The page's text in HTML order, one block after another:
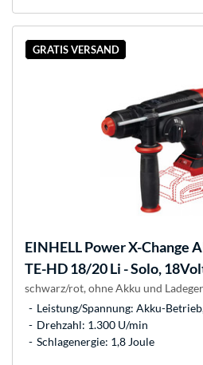
GRATIS VERSAND
EINHELLPower X-Change
TE-HD 18/20 Li - Solo,
schwarz/rot, ohne Akku und
Leistung/Spannung: Akku-
Drehzahl: 1.300 U/min
Schlagenergie: 1,8 Joule